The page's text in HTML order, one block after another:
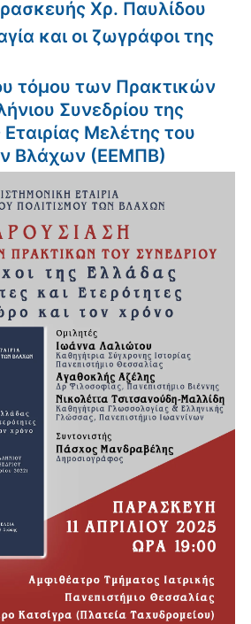
Χρ. Παυλίδου
και οι ζωγράφοι της
τόμου των Πρακτικών
Συνεδρίου της
Μελέτης του
Βλάχων (ΕΕΜΠΒ)